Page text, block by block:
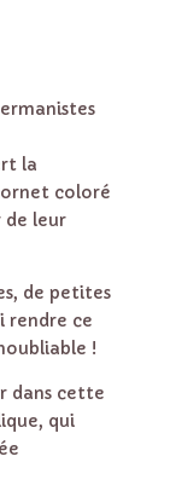
la
coloré
leur
de petites
rendre ce
!
dans cette
qui